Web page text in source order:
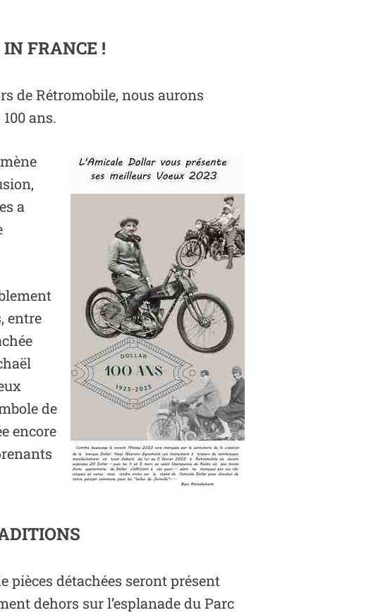
FRANCE !
de Rétromobile, nous aurons
ans.
a
entre
de
encore
pièces détachées seront présent
dehors sur l’esplanade du Parc